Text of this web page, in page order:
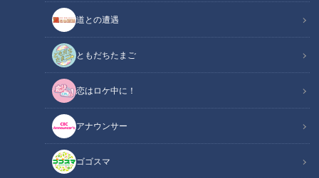
道との遭遇
ともだちたまご
恋はロケ中に！
アナウンサー
ゴゴスマ
この記事の画像